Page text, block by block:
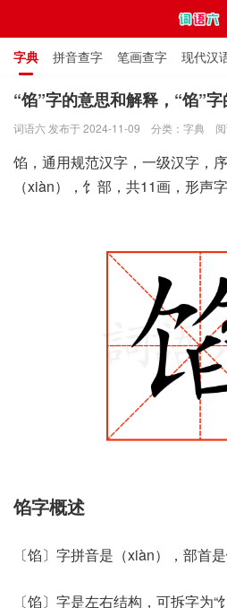
字典 拼音查字 笔画查字 现代汉
通用规范汉字表 叠字大全 独体字
“馅”字的意思和解释，“馅”
词语六 发布于 2024-11-09 分类： 字典
馅，通用规范汉字，一级汉字，
（xiàn），饣部，共11画，形声
馅字概述
〔馅〕字拼音是（xiàn），部首
〔馅〕字是左右结构，可拆字为“